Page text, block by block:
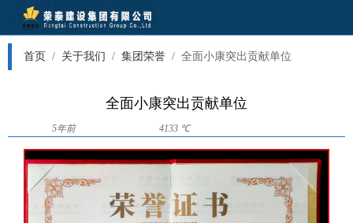
首页 / 关于我们 / 集团荣誉 / 全面小康突出贡献单位
全面小康突出贡献单位
5年前 4133 ℃